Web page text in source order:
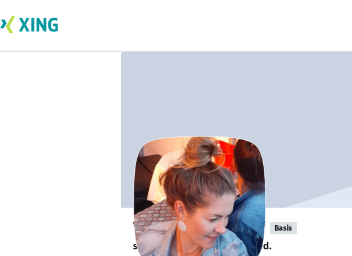
Vanessa Zentgraf Basis
sucht ein neues Team-Mitglied.